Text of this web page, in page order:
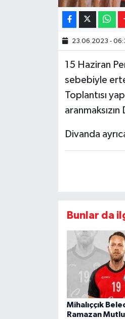
23.06.2023 -
15 Haziran
sebebiyle
Toplantısı
aranmaksızın
Divanda
Bunlar da
Mihalıççık
Ramazan